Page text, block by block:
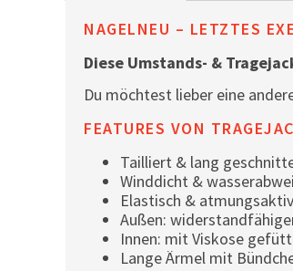
NAGELNEU – LETZTES
Diese Umstands- &
Du möchtest lieber eine
FEATURES VON
Tailliert & lang
Winddicht &
Elastisch & atmungsaktiv
Außen:
Innen: mit Viskose
Lange Ärmel mit